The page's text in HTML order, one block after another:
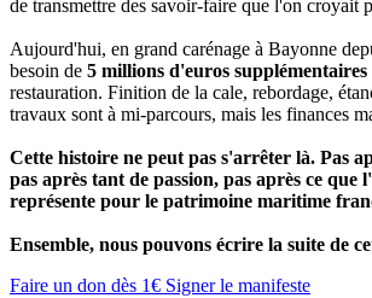
de transmettre des savoir-faire que l'on croyait
Aujourd'hui, en grand carénage à Bayonne
besoin de 5 millions d'euros supplémentaires
restauration. Finition de la cale, rebordage,
travaux sont à mi-parcours, mais les finances
Cette histoire ne peut pas s'arrêter là. Pas
pas après tant de passion, pas après ce que
représente pour le patrimoine maritime
Ensemble, nous pouvons écrire la suite de
Faire un don dès 1€ Signer le manifeste